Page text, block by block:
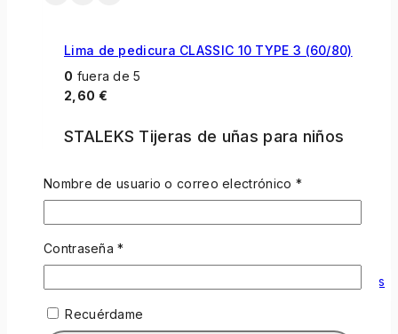
Lima de pedicura CLASSIC 10 TYPE 3 (60/80)
0 fuera de 5
2,60 €
STALEKS Tijeras de uñas para niños
Nombre de usuario o correo electrónico *
Contraseña*
Recuérdame